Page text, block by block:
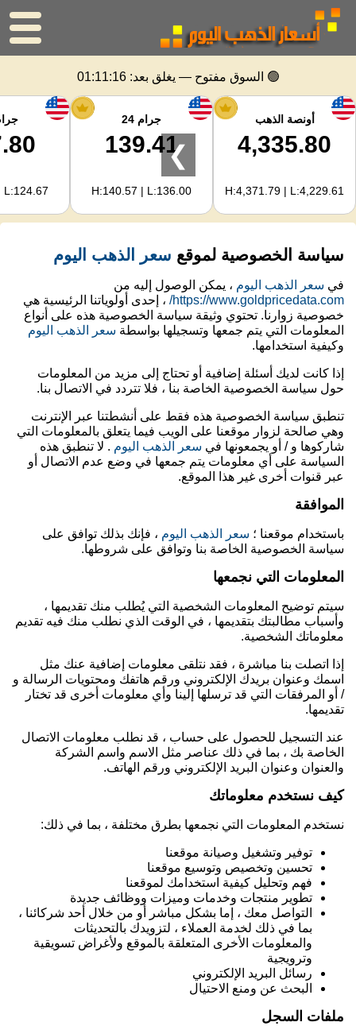
الرئيسية
سعر الذهب
اسعار الفضه
حاسبة الذهب
🟢 السوق مفتوح — يغلق بعد: 01:11:16
أونصة الذهب
4,335.80
H:4,371.79 | L:4,229.61
جرام 24
139.41
H:140.57 | L:136.00
L:124.67
❯
سياسة الخصوصية لموقع سعر الذهب اليوم
في سعر الذهب اليوم ، يمكن الوصول إليه من
https://www.goldpricedata.com/ ، إحدى أولوياتنا الرئيسية هي
خصوصية زوارنا. تحتوي وثيقة سياسة الخصوصية هذه على أنواع
المعلومات التي يتم جمعها وتسجيلها بواسطة سعر الذهب اليوم
وكيفية استخدامها.
إذا كانت لديك أسئلة إضافية أو تحتاج إلى مزيد من المعلومات
حول سياسة الخصوصية الخاصة بنا ، فلا تتردد في الاتصال بنا.
تنطبق سياسة الخصوصية هذه فقط على أنشطتنا عبر الإنترنت
وهي صالحة لزوار موقعنا على الويب فيما يتعلق بالمعلومات التي
شاركوها و / أو يجمعونها في سعر الذهب اليوم . لا تنطبق هذه
السياسة على أي معلومات يتم جمعها في وضع عدم الاتصال أو
عبر قنوات أخرى غير هذا الموقع.
الموافقة
باستخدام موقعنا ؛ سعر الذهب اليوم ، فإنك بذلك توافق على
سياسة الخصوصية الخاصة بنا وتوافق على شروطها.
المعلومات التي نجمعها
سيتم توضيح المعلومات الشخصية التي يُطلب منك تقديمها ،
وأسباب مطالبتك بتقديمها ، في الوقت الذي نطلب منك فيه تقديم
معلوماتك الشخصية.
إذا اتصلت بنا مباشرة ، فقد نتلقى معلومات إضافية عنك مثل
اسمك وعنوان بريدك الإلكتروني ورقم هاتفك ومحتويات الرسالة و
/ أو المرفقات التي قد ترسلها إلينا وأي معلومات أخرى قد تختار
تقديمها.
عند التسجيل للحصول على حساب ، قد نطلب معلومات الاتصال
الخاصة بك ، بما في ذلك عناصر مثل الاسم واسم الشركة
والعنوان وعنوان البريد الإلكتروني ورقم الهاتف.
كيف نستخدم معلوماتك
نستخدم المعلومات التي نجمعها بطرق مختلفة ، بما في ذلك:
توفير وتشغيل وصيانة موقعنا
تحسين وتخصيص وتوسيع موقعنا
فهم وتحليل كيفية استخدامك لموقعنا
تطوير منتجات وخدمات وميزات ووظائف جديدة
التواصل معك ، إما بشكل مباشر أو من خلال أحد شركائنا ،
بما في ذلك لخدمة العملاء ، لتزويدك بالتحديثات
والمعلومات الأخرى المتعلقة بالموقع ولأغراض تسويقية
وترويجية
رسائل البريد الإلكتروني
البحث عن ومنع الاحتيال
ملفات السجل